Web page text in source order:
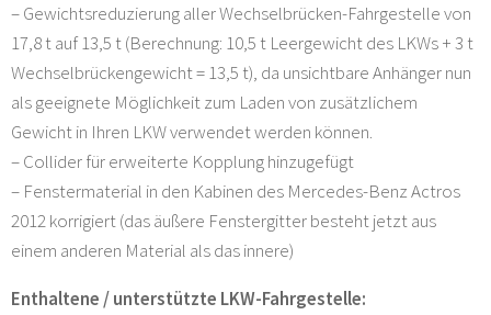
– Gewichtsreduzierung aller Wechselbrücken-Fahrgestelle von
17,8 t auf 13,5 t (Berechnung: 10,5 t Leergewicht des LKWs + 3 t
Wechselbrückengewicht = 13,5 t), da unsichtbare Anhänger nun
als geeignete Möglichkeit zum Laden von zusätzlichem
Gewicht in Ihren LKW verwendet werden können.
– Collider für erweiterte Kopplung hinzugefügt
– Fenstermaterial in den Kabinen des Mercedes-Benz Actros
2012 korrigiert (das äußere Fenstergitter besteht jetzt aus
einem anderen Material als das innere)
Enthaltene / unterstützte LKW-Fahrgestelle: